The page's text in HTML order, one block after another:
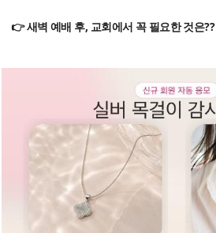
👉 새벽 예배 후, 교회에서 꼭 필요한 것은??